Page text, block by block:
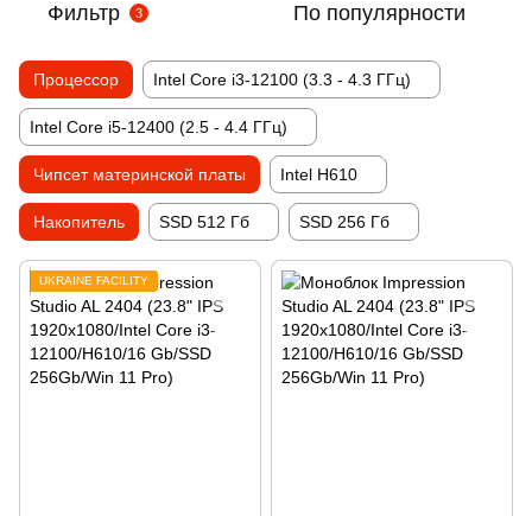
Фильтр 3 По популярности
Процессор Intel Core i3-12100 (3.3 - 4.3 ГГц)
Intel Core i5-12400 (2.5 - 4.4 ГГц)
Чипсет материнской платы Intel H610
Накопитель SSD 512 Гб SSD 256 Гб
UKRAINE FACILITY